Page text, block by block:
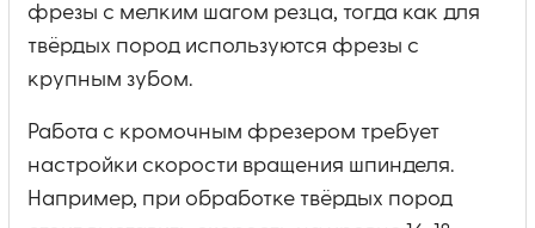
фрезы с мелким шагом резца, тогда как для
твёрдых пород используются фрезы с
крупным зубом.
Работа с кромочным фрезером требует
настройки скорости вращения шпинделя.
Например, при обработке твёрдых пород